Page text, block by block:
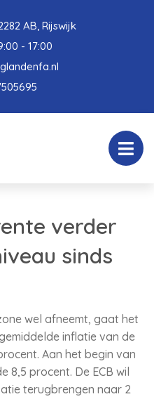
AB, Rijswijk
- 17:00
verder
sinds
wel afneemt, gaat het
inflatie van de
Aan het begin van
procent. De ECB wil
terugbrengen naar 2